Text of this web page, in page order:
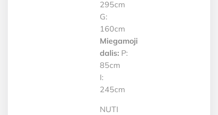
295cm
G:
160cm
Miegamoji
dalis: P:
85cm
I:
245cm
NUTI